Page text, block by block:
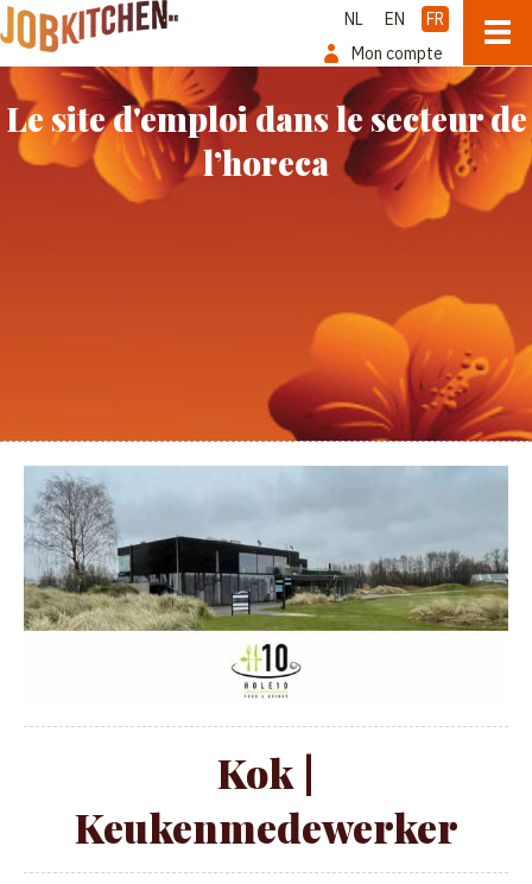
NL EN
FR
Mon compte
Le site d'emploi dans le secteur de
l’horeca
Kok |
Keukenmedewerker